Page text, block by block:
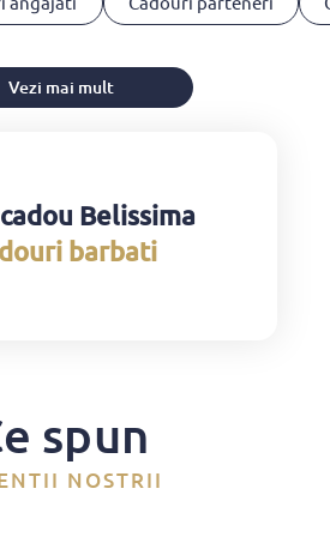
Vezi mai mult
Belissima
barbati
spun
NOSTRII